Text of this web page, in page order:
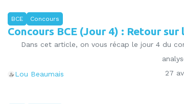
BCE Concours
Concours BCE (Jour 4) : Retour
Dans cet article, on vous récap le jour 4 du
Lou Beaumais
27